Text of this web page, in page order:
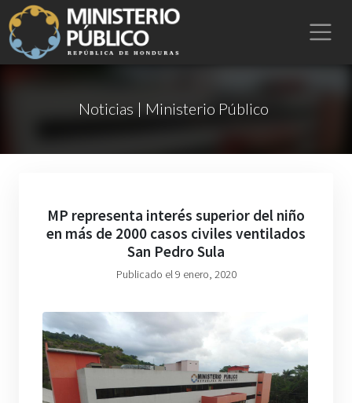
Noticias | Ministerio Público
MP representa interés superior del niño
en más de 2000 casos civiles ventilados
San Pedro Sula
Publicado el 9 enero, 2020